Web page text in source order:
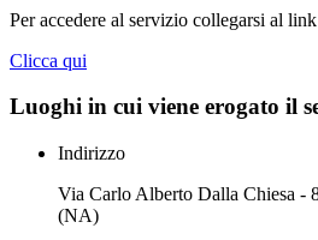
Per accedere al servizio collegarsi al
Clicca qui
Luoghi in cui viene erogato il
Indirizzo
Via Carlo Alberto Dalla Chiesa -
(NA)